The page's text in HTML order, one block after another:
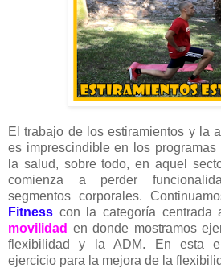
El trabajo de los estiramientos y la
es imprescindible en los programas
la salud, sobre todo, en aquel
comienza a perder
segmentos corporales.
Fitness con la categoría centrada
movilidad en donde mostramos
flexibilidad y la ADM. En esta
ejercicio para la mejora de la